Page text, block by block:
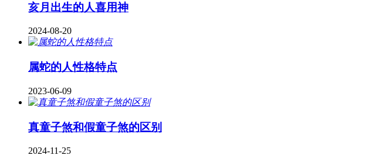
亥月出生的人喜用神
2024-08-20
属蛇的人性格特点
2023-06-09
真童子煞和假童子煞的区别
2024-11-25